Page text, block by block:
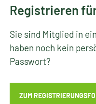
Registrieren
Sie sind Mitglied in
haben noch kein
Passwort?
ZUM